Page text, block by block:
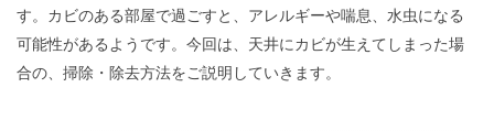
す。カビのある部屋で過ごすと、アレルギーや喘息、水虫になる
可能性があるようです。今回は、天井にカビが生えてしまった場
合の、掃除・除去方法をご説明していきます。